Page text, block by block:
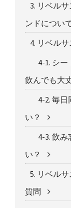
3. リベル
ンドについ
4. リベル
4-1. シー
飲んでも大
4-2. 毎日
い？
4-3. 飲み
い？
5. リベル
質問